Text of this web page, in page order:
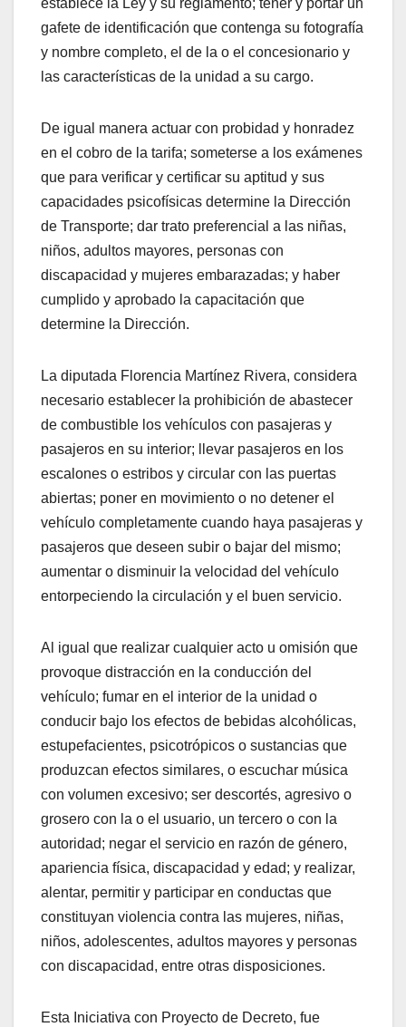
establece la Ley y su reglamento; tener y portar un
gafete de identificación que contenga su fotografía
y nombre completo, el de la o el concesionario y
las características de la unidad a su cargo.
De igual manera actuar con probidad y honradez
en el cobro de la tarifa; someterse a los exámenes
que para verificar y certificar su aptitud y sus
capacidades psicofísicas determine la Dirección
de Transporte; dar trato preferencial a las niñas,
niños, adultos mayores, personas con
discapacidad y mujeres embarazadas; y haber
cumplido y aprobado la capacitación que
determine la Dirección.
La diputada Florencia Martínez Rivera, considera
necesario establecer la prohibición de abastecer
de combustible los vehículos con pasajeras y
pasajeros en su interior; llevar pasajeros en los
escalones o estribos y circular con las puertas
abiertas; poner en movimiento o no detener el
vehículo completamente cuando haya pasajeras y
pasajeros que deseen subir o bajar del mismo;
aumentar o disminuir la velocidad del vehículo
entorpeciendo la circulación y el buen servicio.
Al igual que realizar cualquier acto u omisión que
provoque distracción en la conducción del
vehículo; fumar en el interior de la unidad o
conducir bajo los efectos de bebidas alcohólicas,
estupefacientes, psicotrópicos o sustancias que
produzcan efectos similares, o escuchar música
con volumen excesivo; ser descortés, agresivo o
grosero con la o el usuario, un tercero o con la
autoridad; negar el servicio en razón de género,
apariencia física, discapacidad y edad; y realizar,
alentar, permitir y participar en conductas que
constituyan violencia contra las mujeres, niñas,
niños, adolescentes, adultos mayores y personas
con discapacidad, entre otras disposiciones.
Esta Iniciativa con Proyecto de Decreto, fue